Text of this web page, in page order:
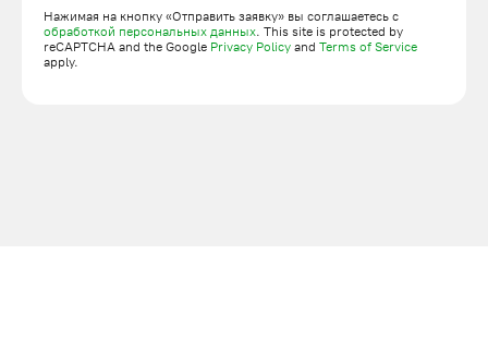
Нажимая на кнопку «Отправить заявку» вы соглашаетесь с
обработкой персональных данных. This site is protected by
reCAPTCHA and the Google Privacy Policy and Terms of Service
apply.